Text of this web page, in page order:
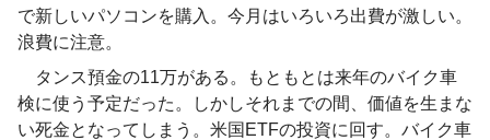
で新しいパソコンを購入。今月はいろいろ出費が激しい。
浪費に注意。
タンス預金の11万がある。もともとは来年のバイク車
検に使う予定だった。しかしそれまでの間、価値を生まな
い死金となってしまう。米国ETFの投資に回す。バイク車